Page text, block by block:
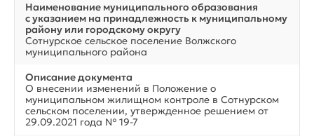
Наименование муниципального образования
с указанием на принадлежность к муниципальному
району или городскому округу
Сотнурское сельское поселение Волжского
муниципального района
Описание документа
О внесении изменений в Положение о
муниципальном жилищном контроле в Сотнурском
сельском поселении, утвержденное решением от
29.09.2021 года № 19-7